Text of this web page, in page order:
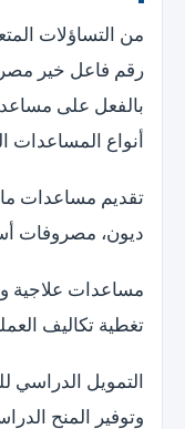
من التساؤلات
رقم فاعل خير
بالفعل على
أنواع المساعدات
تقديم مساعدات
ديون، مصروفات
مساعدات علاجية
تغطية تكاليف
التمويل الدراسي
وتوفير المنح